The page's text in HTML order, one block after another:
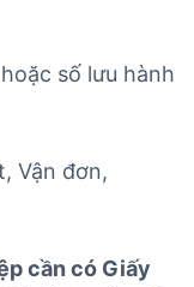
số lưu hành
Vận đơn,
cần có Giấy